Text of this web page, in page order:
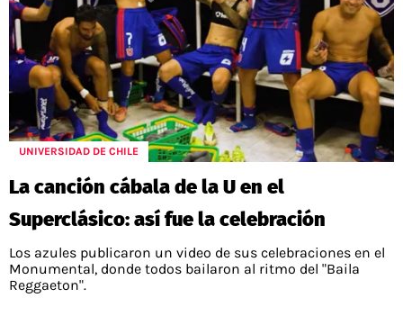
UNIVERSIDAD DE CHILE
La canción cábala de la U en el
Superclásico: así fue la celebración
Los azules publicaron un video de sus celebraciones en el
Monumental, donde todos bailaron al ritmo del "Baila
Reggaeton".